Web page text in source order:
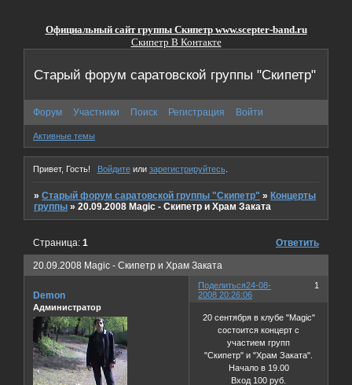
Официальный сайт группы Скипетр www.scepter-band.ru
Скипетр В Контакте
Старый форум саратовской группы "Скипетр"
Форум Участники Поиск Регистрация Войти
Активные темы
Привет, Гость! Войдитеили зарегистрируйтесь.
»Старый форум саратовской группы "Скипетр" »Концерты
группы »20.09.2008 Magic - Скипетр и Храм Заката
20.09.2008 Magic - Скипетр и Храм Заката
Страница:1 Ответить
Поделиться 1
24-08-
2008 20:26:06
Demon
Администратор
20 сентября в клубе "Magic"
состоится концерт с
участием групп
"Скипетр" и "Храм Заката".
Начало в 19.00
Вход 100 руб.